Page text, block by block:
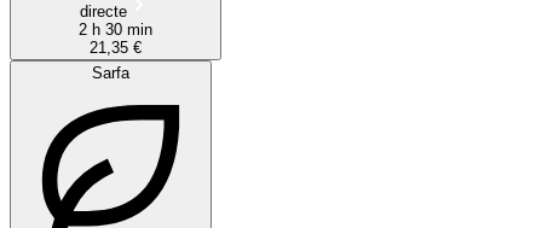
directe
2 h 30 min
21,35 €
Sarfa